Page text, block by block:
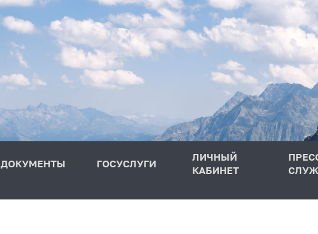
ДОКУМЕНТЫ ГОСУСЛУГИ
ЛИЧНЫЙ
КАБИНЕТ